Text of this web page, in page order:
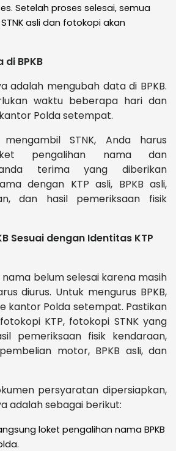
Setelah proses selesai, semua
asli dan fotokopi akan
BPKB
adalah mengubah data di BPKB.
waktu beberapa hari dan
Polda setempat.
STNK, Anda harus
pengalihan nama dan
terima yang diberikan
dengan KTP asli, BPKB asli,
dan hasil pemeriksaan fisik
Sesuai dengan Identitas KTP
belum selesai karena masih
diurus. Untuk mengurus BPKB,
kantor Polda setempat. Pastikan
KTP, fotokopi STNK yang
pemeriksaan fisik kendaraan,
motor, BPKB asli, dan
persyaratan dipersiapkan,
adalah sebagai berikut:
loket pengalihan nama BPKB